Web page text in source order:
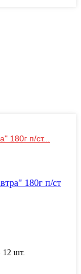
п/ст...
12 шт.